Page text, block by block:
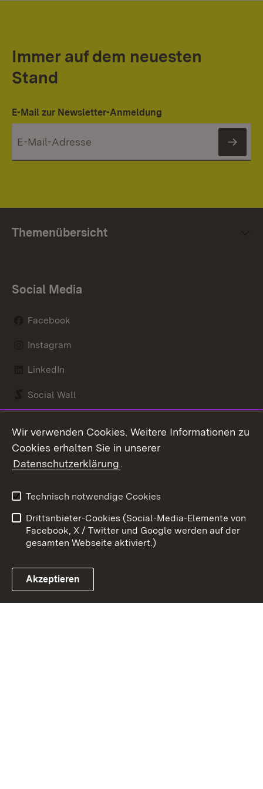
Immer auf dem neuesten
Stand
E-Mail zur Newsletter-Anmeldung
Themenübersicht
Social Media
Facebook
Instagram
LinkedIn
Social Wall
Link zum Landesportal
Kontakt
Barrierefreiheit
Impressum
Cookies
Wir verwenden Cookies. Weitere Informationen zu
Cookies erhalten Sie in unserer
Datenschutzerklärung.
Technisch notwendige Cookies
Drittanbieter-Cookies (Social-Media-Elemente von
Facebook, X / Twitter und Google werden auf der
gesamten Webseite aktiviert.)
Akzeptieren